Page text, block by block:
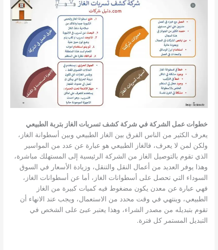
خطوات عمل الشركة في شركة كشف تسربات الغاز بتربة الطبيعي
يعرف الكثير من الناس الفرق بين الغاز الطبيعي وبين أسطوانة الغاز،
ولكن لمن لا يعرف، فالغاز الطبيعي هو عبارة عن عدد من المواسير
الذي تقوم بالتوصيل الغاز من الشركة الرئيسية إلى المستهلك مباشرة،
وهذا يوفر العديد من أعمال النقل والتنقل، وزيادة الأسعار في السوق
السوداء التي تحصل على أسطوانات الغاز، أما عن أسطوانات الغاز،
فهي عبارة عن معدن يكون مضغوط فيه كميات كبيرة من الغاز
الطبيعي، وينتهي في وقت محدد من الاستعمال، ويجب عند الانهاء أن
تقوم بتبديله من مصدر الشراء، وهذا يعتبر عبئ على الشخص في
التبديل المستمر كل فترة.